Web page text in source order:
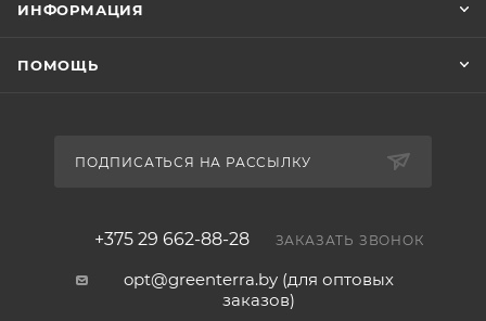
ИНФОРМАЦИЯ
ПОМОЩЬ
ПОДПИСАТЬСЯ НА РАССЫЛКУ
+375 29 662-88-28 ЗАКАЗАТЬ ЗВОНОК
opt@greenterra.by (для оптовых
заказов)